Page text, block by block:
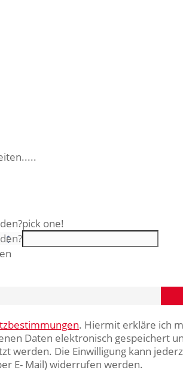
pick one!
. Hiermit erkläre ich
Daten elektronisch gespeichert
werden. Die Einwilligung kann
E- Mail) widerrufen werden.